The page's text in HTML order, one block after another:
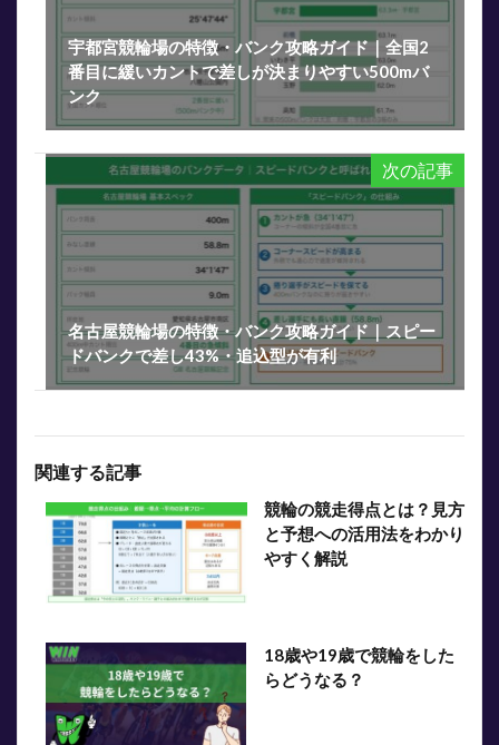
宇都宮競輪場の特徴・バンク攻略ガイド｜全国2
番目に緩いカントで差しが決まりやすい500mバ
ンク
次の記事
名古屋競輪場の特徴・バンク攻略ガイド｜スピー
ドバンクで差し43%・追込型が有利
関連する記事
競輪の競走得点とは？見方
と予想への活用法をわかり
やすく解説
18歳や19歳で競輪をした
らどうなる？